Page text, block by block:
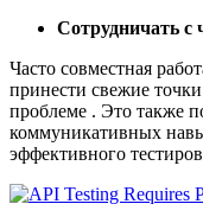
Сотрудничать
Часто совместная
принести свежие
проблеме . Это также
коммуникативных
эффективного